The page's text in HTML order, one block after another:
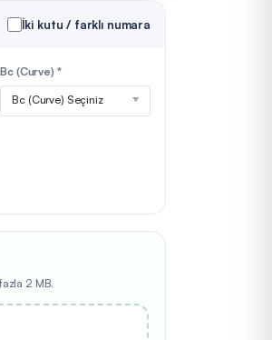
İki kutu / farklı numara
Bc (Curve) *
Bc (Curve) Seçiniz
2 MB.